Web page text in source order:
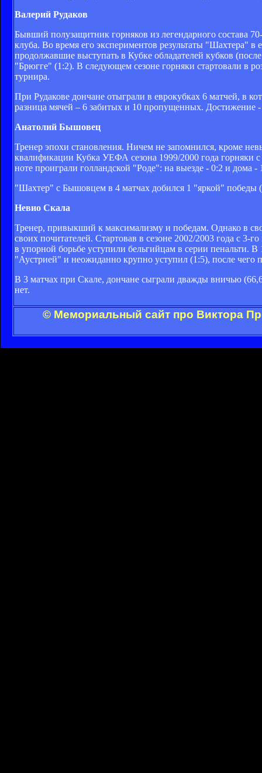
Валерий Рудаков
Бывший полузащитник горняков из легендарного состава
клуба. Во время его экспериментов результаты "Шахтера"
продолжавшие выступать в Кубке обладателей кубков
"Брюгге" (1:2). В следующем сезоне горняки стартовали в
турнира.
При Рудакове дончане отыграли в еврокубках 6 матчей, в
разница мячей – 6 забитых и 10 пропущенных. Достижение
Анатолий Бышовец
Тренер эпохи становления. Ничем не запомнился, кроме
квалификации Кубка УЕФА сезона 1999/2000 года
ноте проиграли голландской "Роде": на выезде - 0:2 и дома -
"Шахтер" с Бышовцем в 4 матчах добился 1 "яркой" победы
Невио Скала
Тренер, привыкший к максимализму и победам. Однако в
своих почитателей. Стартовав в сезоне 2002/2003 года с
в упорной борьбе уступили бельгийцам в серии пенальти.
"Аустрией" и неожиданно крупно уступил (1:5), после чего
В 3 матчах при Скале, дончане сыграли дважды вничью
нет.
© Мемориальный сайт про Виктора